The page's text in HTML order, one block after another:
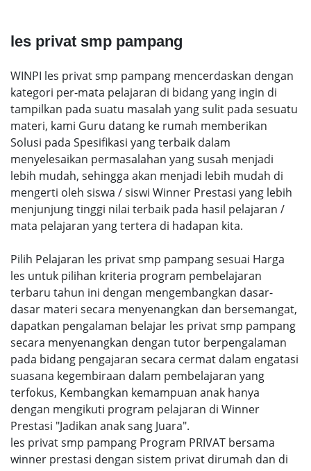
les privat smp pampang
WINPI les privat smp pampang mencerdaskan dengan
kategori per-mata pelajaran di bidang yang ingin di
tampilkan pada suatu masalah yang sulit pada sesuatu
materi, kami Guru datang ke rumah memberikan
Solusi pada Spesifikasi yang terbaik dalam
menyelesaikan permasalahan yang susah menjadi
lebih mudah, sehingga akan menjadi lebih mudah di
mengerti oleh siswa / siswi Winner Prestasi yang lebih
menjunjung tinggi nilai terbaik pada hasil pelajaran /
mata pelajaran yang tertera di hadapan kita.
Pilih Pelajaran les privat smp pampang sesuai Harga
les untuk pilihan kriteria program pembelajaran
terbaru tahun ini dengan mengembangkan dasar-
dasar materi secara menyenangkan dan bersemangat,
dapatkan pengalaman belajar les privat smp pampang
secara menyenangkan dengan tutor berpengalaman
pada bidang pengajaran secara cermat dalam engatasi
suasana kegembiraan dalam pembelajaran yang
terfokus, Kembangkan kemampuan anak hanya
dengan mengikuti program pelajaran di Winner
Prestasi "Jadikan anak sang Juara".
les privat smp pampang Program PRIVAT bersama
winner prestasi dengan sistem privat dirumah dan di